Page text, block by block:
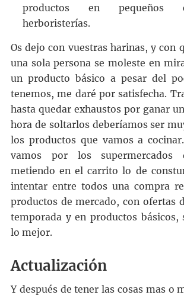
productos en pequeños
herboristerías.
Os dejo con vuestras harinas, y con
una sola persona se moleste en
un producto básico a pesar del
tenemos, me daré por satisfecha.
hasta quedar exhaustos por ganar
hora de soltarlos deberíamos ser
los productos que vamos a
vamos por los supermercados
metiendo en el carrito lo de
intentar entre todos una compra
productos de mercado, con ofertas
temporada y en productos básicos,
lo mejor.
Actualización
Y después de tener las cosas mas o